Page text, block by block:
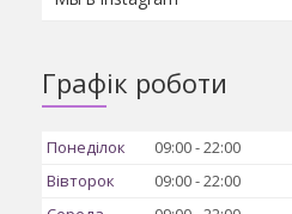
Графік роботи
Понеділок 09:00 22:00
Вівторок
09:00 22:00